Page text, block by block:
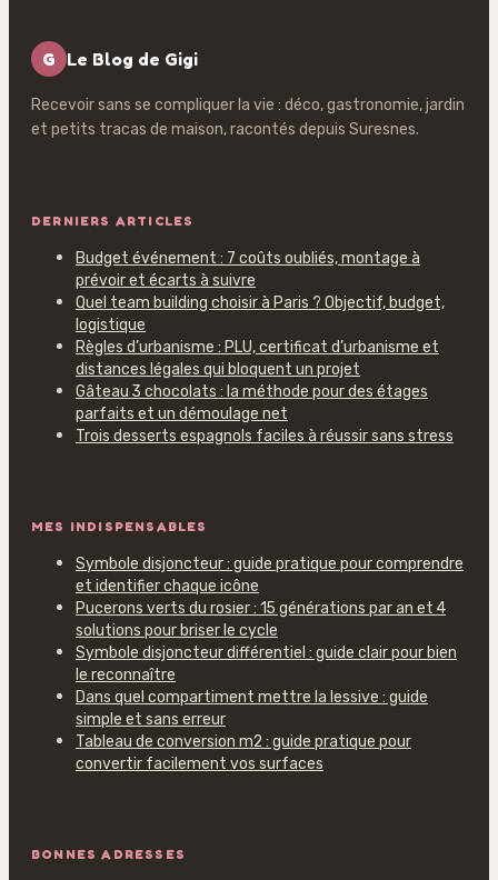
G Le Blog de Gigi
Recevoir sans se compliquer la vie : déco, gastronomie, jardin
et petits tracas de maison, racontés depuis Suresnes.
DERNIERS ARTICLES
Budget événement : 7 coûts oubliés, montage à
prévoir et écarts à suivre
Quel team building choisir à Paris ? Objectif, budget,
logistique
Règles d’urbanisme : PLU, certificat d’urbanisme et
distances légales qui bloquent un projet
Gâteau 3 chocolats : la méthode pour des étages
parfaits et un démoulage net
Trois desserts espagnols faciles à réussir sans stress
MES INDISPENSABLES
Symbole disjoncteur : guide pratique pour comprendre
et identifier chaque icône
Pucerons verts du rosier : 15 générations par an et 4
solutions pour briser le cycle
Symbole disjoncteur différentiel : guide clair pour bien
le reconnaître
Dans quel compartiment mettre la lessive : guide
simple et sans erreur
Tableau de conversion m2 : guide pratique pour
convertir facilement vos surfaces
BONNES ADRESSES